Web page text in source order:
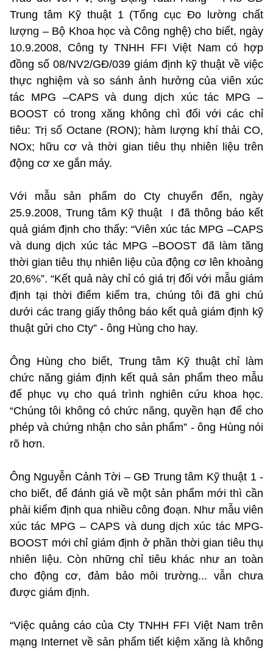
Trung tâm Kỹ thuật 1 (Tổng cục Đo lường chất
lượng – Bộ Khoa học và Công nghệ) cho biết, ngày
10.9.2008, Công ty TNHH FFI Việt Nam có hợp
đồng số 08/NV2/GĐ/039 giám định kỹ thuật về việc
thực nghiệm và so sánh ảnh hưởng của viên xúc
tác MPG –CAPS và dung dịch xúc tác MPG –
BOOST có trong xăng không chì đối với các chỉ
tiêu: Trị số Octane (RON); hàm lượng khí thải CO,
NOx; hữu cơ và thời gian tiêu thụ nhiên liệu trên
động cơ xe gắn máy.
Với mẫu sản phẩm do Cty chuyển đến, ngày
25.9.2008, Trung tâm Kỹ thuật I đã thông báo kết
quả giám định cho thấy: “Viên xúc tác MPG –CAPS
và dung dịch xúc tác MPG –BOOST đã làm tăng
thời gian tiêu thụ nhiên liệu của động cơ lên khoảng
20,6%”. “Kết quả này chỉ có giá trị đối với mẫu giám
định tại thời điểm kiểm tra, chúng tôi đã ghi chú
dưới các trang giấy thông báo kết quả giám định kỹ
thuật gửi cho Cty” - ông Hùng cho hay.
Ông Hùng cho biết, Trung tâm Kỹ thuật chỉ làm
chức năng giám định kết quả sản phẩm theo mẫu
để phục vụ cho quá trình nghiên cứu khoa học.
“Chúng tôi không có chức năng, quyền hạn để cho
phép và chứng nhận cho sản phẩm” - ông Hùng nói
rõ hơn.
Ông Nguyễn Cảnh Tời – GĐ Trung tâm Kỹ thuật 1 -
cho biết, để đánh giá về một sản phẩm mới thì cần
phải kiểm định qua nhiều công đoạn. Như mẫu viên
xúc tác MPG – CAPS và dung dịch xúc tác MPG-
BOOST mới chỉ giám định ở phần thời gian tiêu thụ
nhiên liệu. Còn những chỉ tiêu khác như an toàn
cho động cơ, đảm bảo môi trường... vẫn chưa
được giám định.
“Việc quảng cáo của Cty TNHH FFI Việt Nam trên
mạng Internet về sản phẩm tiết kiệm xăng là không